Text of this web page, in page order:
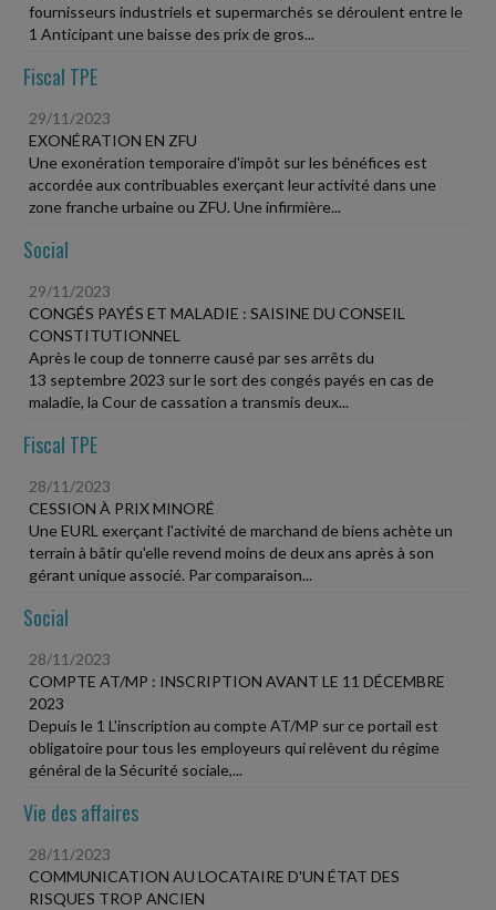
fournisseurs industriels et supermarchés se déroulent entre le
1 Anticipant une baisse des prix de gros...
Fiscal TPE
29/11/2023
EXONÉRATION EN ZFU
Une exonération temporaire d'impôt sur les bénéfices est
accordée aux contribuables exerçant leur activité dans une
zone franche urbaine ou ZFU. Une infirmière...
Social
29/11/2023
CONGÉS PAYÉS ET MALADIE : SAISINE DU CONSEIL
CONSTITUTIONNEL
Après le coup de tonnerre causé par ses arrêts du
13 septembre 2023 sur le sort des congés payés en cas de
maladie, la Cour de cassation a transmis deux...
Fiscal TPE
28/11/2023
CESSION À PRIX MINORÉ
Une EURL exerçant l'activité de marchand de biens achète un
terrain à bâtir qu'elle revend moins de deux ans après à son
gérant unique associé. Par comparaison...
Social
28/11/2023
COMPTE AT/MP : INSCRIPTION AVANT LE 11 DÉCEMBRE
2023
Depuis le 1 L'inscription au compte AT/MP sur ce portail est
obligatoire pour tous les employeurs qui relèvent du régime
général de la Sécurité sociale,...
Vie des affaires
28/11/2023
COMMUNICATION AU LOCATAIRE D'UN ÉTAT DES
RISQUES TROP ANCIEN